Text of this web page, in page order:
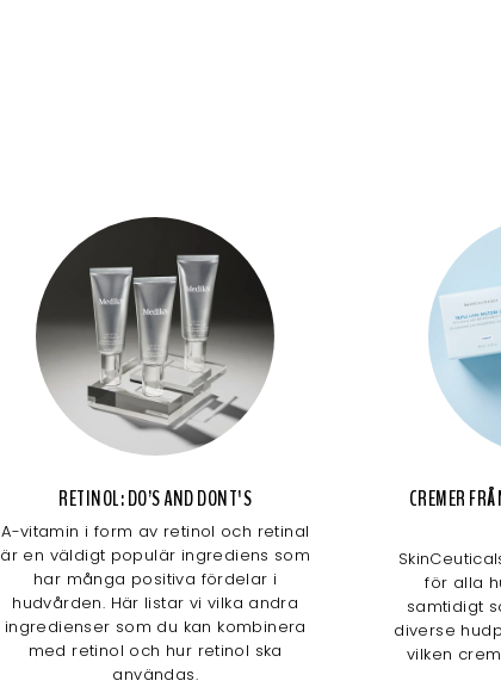
RETINOL: DO’S AND DONT'S
A-vitamin i form av retinol och retinal
är en väldigt populär ingrediens som
har många positiva fördelar i
hudvården. Här listar vi vilka andra
ingredienser som du kan kombinera
med retinol och hur retinol ska
användas.
CREMER
för alla
samtidigt
diverse
vilken